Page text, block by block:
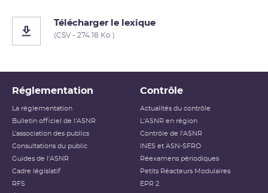
Télécharger le lexique
(CSV - 274.18 Ko )
Réglementation
La réglementation
Bulletin officiel de l'ASNR
L’association des publics
Consultations du public
Guides de l'ASNR
Cadre législatif
RFS
Contrôle
Actualités du contrôle
L'ASNR en région
Contrôle de l'ASNR
INES et ASN-SFRO
Réexamens périodiques
Petits Réacteurs Modulaires
EPR 2